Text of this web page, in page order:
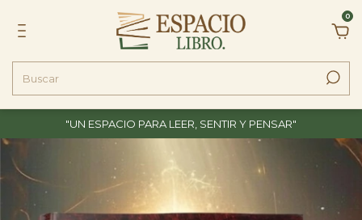
0
"UN ESPACIO PARA LEER, SENTIR Y PENSAR"